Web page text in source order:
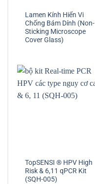
Lamen Kính Hiển Vi
Chống Bám Dính (Non-
Sticking Microscope
Cover Glass)
TopSENSI ® HPV High
Risk & 6,11 qPCR Kit
(SQH-005)